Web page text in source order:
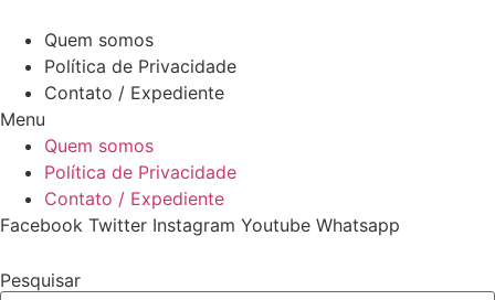
para
conteúdo
Quem somos
Política de Privacidade
Contato / Expediente
Menu
Quem somos
Política de Privacidade
Contato / Expediente
Facebook Twitter Instagram Youtube Whatsapp
Pesquisar